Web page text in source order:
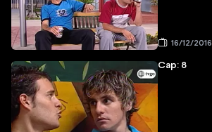
16/12/2016
Cap: 8